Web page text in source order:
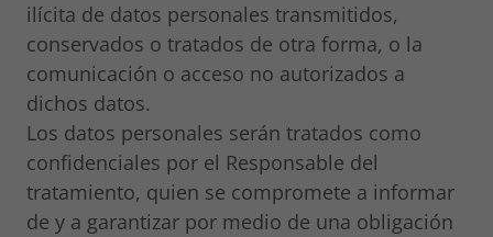
ilícita de datos personales transmitidos,
conservados o tratados de otra forma, o la
comunicación o acceso no autorizados a
dichos datos.
Los datos personales serán tratados como
confidenciales por el Responsable del
tratamiento, quien se compromete a informar
de y a garantizar por medio de una obligación